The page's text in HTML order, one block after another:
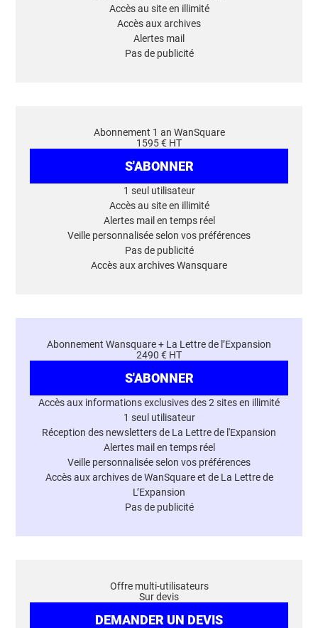
Accès au site en illimité
Accès aux archives
Alertes mail
Pas de publicité
Abonnement 1 an WanSquare
1595 € HT
S'ABONNER
1 seul utilisateur
Accès au site en illimité
Alertes mail en temps réel
Veille personnalisée selon vos préférences
Pas de publicité
Accès aux archives Wansquare
Abonnement Wansquare + La Lettre de l’Expansion
2490 € HT
S'ABONNER
Accès aux informations exclusives des 2 sites en illimité
1 seul utilisateur
Réception des newsletters de La Lettre de l'Expansion
Alertes mail en temps réel
Veille personnalisée selon vos préférences
Accès aux archives de WanSquare et de La Lettre de
L’Expansion
Pas de publicité
Offre multi-utilisateurs
Sur devis
DEMANDER UN DEVIS